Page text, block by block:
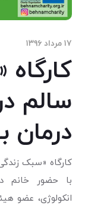
۱۷ مرداد ۱۳۹۶
سالم
درمان
کارگاه «سبک
با حضور خانم
انکولوژی، عضو